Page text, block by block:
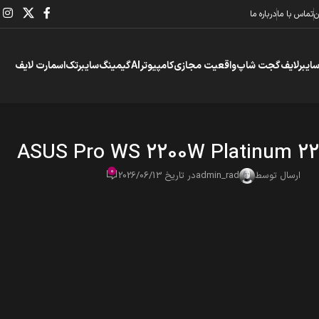
تماس با مادرباره ما
گجت شاپواقعیت مجازیکامپیوترAIگیمینگسایبرتکاسمارت لایف
ASUS Pro WS 2200W Platinum
ارسال توسط admin_radدر تاریخ 2026/06/13 0